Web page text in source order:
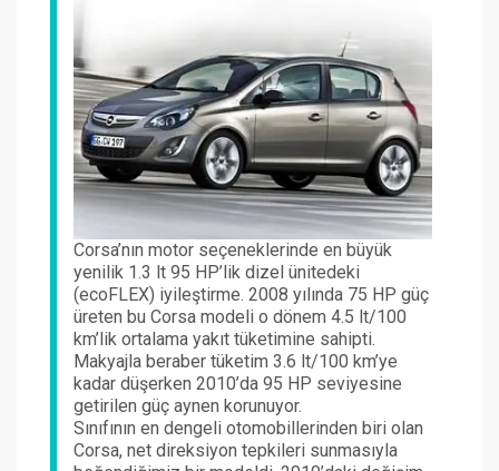
Corsa’nın motor seçeneklerinde en büyük
yenilik 1.3 lt 95 HP’lik dizel ünitedeki
(ecoFLEX) iyileştirme. 2008 yılında 75 HP güç
üreten bu Corsa modeli o dönem 4.5 lt/100
km’lik ortalama yakıt tüketimine sahipti.
Makyajla beraber tüketim 3.6 lt/100 km’ye
kadar düşerken 2010’da 95 HP seviyesine
getirilen güç aynen korunuyor.
Sınıfının en dengeli otomobillerinden biri olan
Corsa, net direksiyon tepkileri sunmasıyla